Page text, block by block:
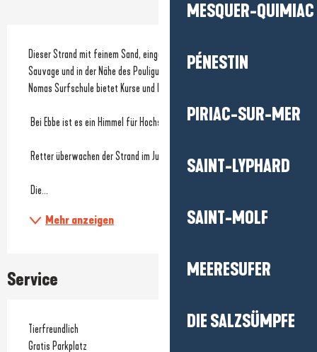
MESQUER-QUIMIAC
PÉNESTIN
PIRIAC-SUR-MER
SAINT-LYPHARD
SAINT-MOLF
MEERESUFER
DIE SALZSÜMPFE
Beschreibung
Dieser Strand mit feinem Sand, eingebettet in die Felsen der Côte
Sauvage und in der Nähe des Pouliguen, ist ideal für alle Jahreszeiten.
Nomas Surfschule bietet Kurse und Einführungen an.
Bei Ebbe ist es ein Himmel für Hochseefischerei.
Retter überwachen der Strand im Juli and August.
Die...
Mehr anzeigen
Service
Tierfreundlich
Gratis Parkplatz